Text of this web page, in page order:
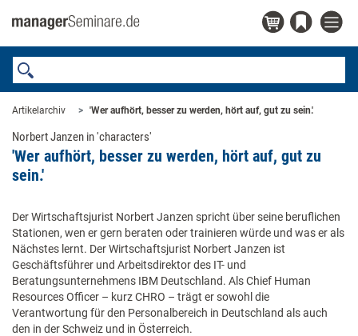
Artikelarchiv 'Wer aufhört, besser zu werden, hört auf, gut zu sein.'
Norbert ­Janzen in 'characters'
'Wer aufhört, besser zu werden, hört auf, gut zu
sein.'
Der Wirtschaftsjurist Norbert Janzen spricht über seine beruflichen
Stationen, wen er gern beraten oder trainieren würde und was er als
Nächstes lernt. Der Wirtschaftsjurist Norbert Janzen ist
Geschäftsführer und Arbeitsdirektor des IT- und
Beratungsunternehmens IBM Deutschland. Als Chief Human
Resources Officer – kurz CHRO – trägt er sowohl die
Verantwortung für den Personalbereich in Deutschland als auch
den in der Schweiz und in Österreich.